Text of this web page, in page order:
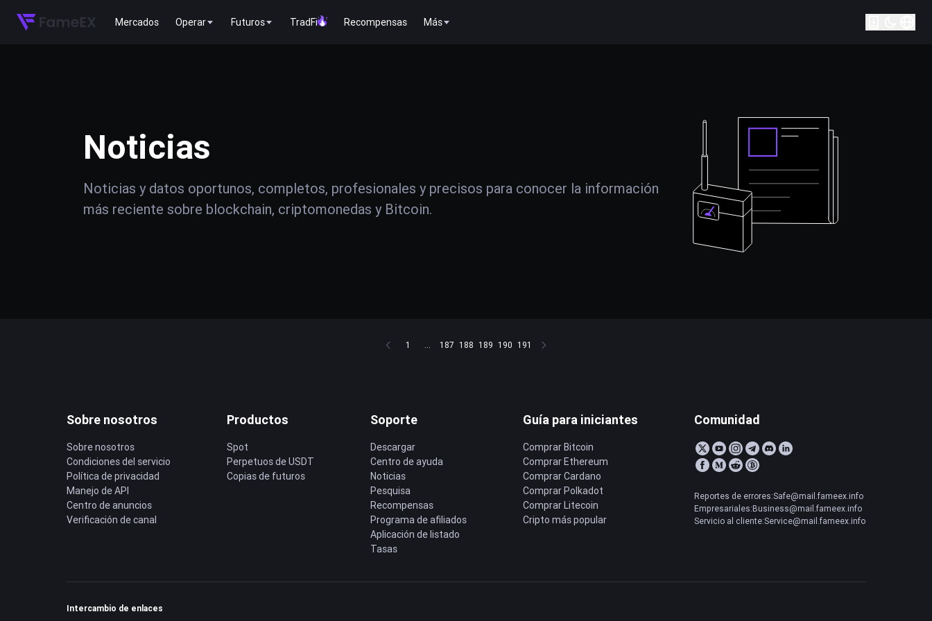
Mercados Operar Futuros TradFi Recompensas Más
Noticias
Noticias y datos oportunos, completos, profesionales y precisos para conocer la información
más reciente sobre blockchain, criptomonedas y Bitcoin.
1 ... 187 188 189 190 191
Sobre nosotros
Sobre nosotros
Condiciones del servicio
Política de privacidad
Manejo de API
Centro de anuncios
Verificación de canal
Productos
Spot
Perpetuos de USDT
Copias de futuros
Soporte
Descargar
Centro de ayuda
Noticias
Pesquisa
Recompensas
Programa de afiliados
Aplicación de listado
Tasas
Guía para iniciantes
Comprar Bitcoin
Comprar Ethereum
Comprar Cardano
Comprar Polkadot
Comprar Litecoin
Cripto más popular
Comunidad
Reportes de errores:Safe@mail.fameex.info
Empresariales:Business@mail.fameex.info
Servicio al cliente:Service@mail.fameex.info
Intercambio de enlaces